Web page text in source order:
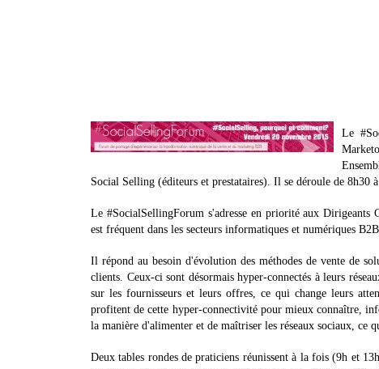
Le
Social Selling (éditeurs et prestataires). Il se déroule de
Le #SocialSellingForum s'adresse en priorité aux Dirigeants
est fréquent dans les secteurs informatiques et numériques B2B.
Il répond au besoin d'évolution des méthodes de vente de
clients. Ceux-ci sont désormais hyper-connectés à leurs
sur les fournisseurs et leurs offres, ce qui change leurs
profitent de cette hyper-connectivité pour mieux connaître,
la manière d'alimenter et de maîtriser les réseaux sociaux, ce
Deux tables rondes de praticiens réunissent à la fois (9h et